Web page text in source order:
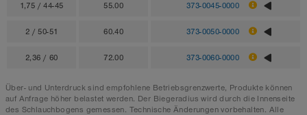
1,75 / 44-45 55.00 373-0045-0000
2 / 50-51 60.40 373-0050-0000
2,36 / 60 72.00 373-0060-0000
Über- und Unterdruck sind empfohlene Betriebsgrenzwerte, Produkte können
auf Anfrage höher belastet werden. Der Biegeradius wird durch die Innenseite
des Schlauchbogens gemessen. Technische Änderungen vorbehalten. Alle